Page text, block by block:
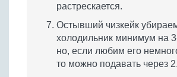
растрескается.
Остывший чизкейк
холодильник минимум на
но, если любим его
то можно подавать через